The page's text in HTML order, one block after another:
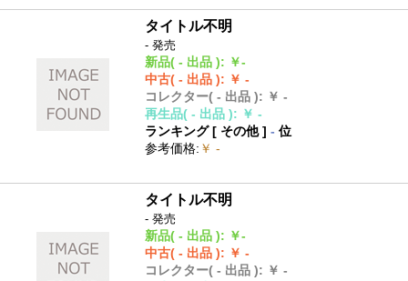
タイトル不明
- 発売
新品( - 出品 ): ￥-
中古( - 出品 ): ￥ -
コレクター( - 出品 ): ￥ -
再生品( - 出品 ): ￥ -
ランキング [ その他]- 位
参考価格: ￥ -
タイトル不明
- 発売
新品( - 出品 ): ￥-
中古( - 出品 ): ￥ -
コレクター( - 出品 ): ￥ -